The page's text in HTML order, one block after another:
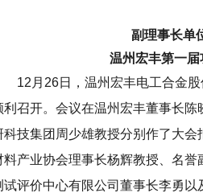
副理事长单
温州宏丰第一
月26日，温州宏丰电工合金股
利召开。会议在温州宏丰董事长
科技集团周少雄教授分别作了大
料产业协会理事长杨辉教授、名
试评价中心有限公司董事长李勇